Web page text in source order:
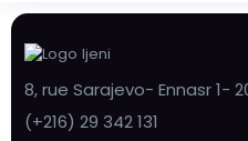
8, rue Sarajevo- Ennasr 1-
(+216) 29 342 131